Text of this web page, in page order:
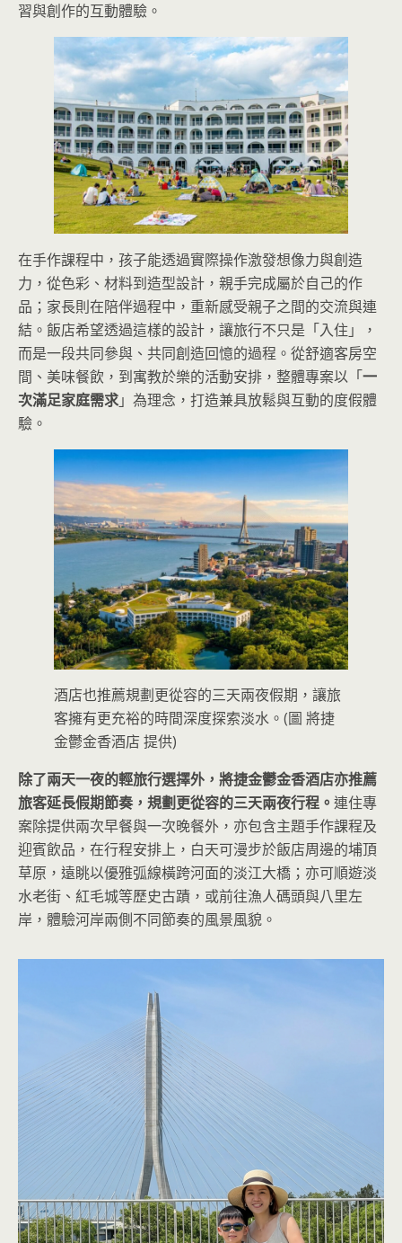
習與創作的互動體驗。
在手作課程中，孩子能透過實際操作激發想像力與創造
力，從色彩、材料到造型設計，親手完成屬於自己的作
品；家長則在陪伴過程中，重新感受親子之間的交流與連
結。飯店希望透過這樣的設計，讓旅行不只是「入住」，
而是一段共同參與、共同創造回憶的過程。從舒適客房空
間、美味餐飲，到寓教於樂的活動安排，整體專案以「一
次滿足家庭需求」為理念，打造兼具放鬆與互動的度假體
驗。
酒店也推薦規劃更從容的三天兩夜假期，讓旅
客擁有更充裕的時間深度探索淡水。(圖 將捷
金鬱金香酒店 提供)
除了兩天一夜的輕旅行選擇外，將捷金鬱金香酒店亦推薦
旅客延長假期節奏，規劃更從容的三天兩夜行程。 連住專
案除提供兩次早餐與一次晚餐外，亦包含主題手作課程及
迎賓飲品，在行程安排上，白天可漫步於飯店周邊的埔頂
草原，遠眺以優雅弧線橫跨河面的淡江大橋；亦可順遊淡
水老街、紅毛城等歷史古蹟，或前往漁人碼頭與八里左
岸，體驗河岸兩側不同節奏的風景風貌。